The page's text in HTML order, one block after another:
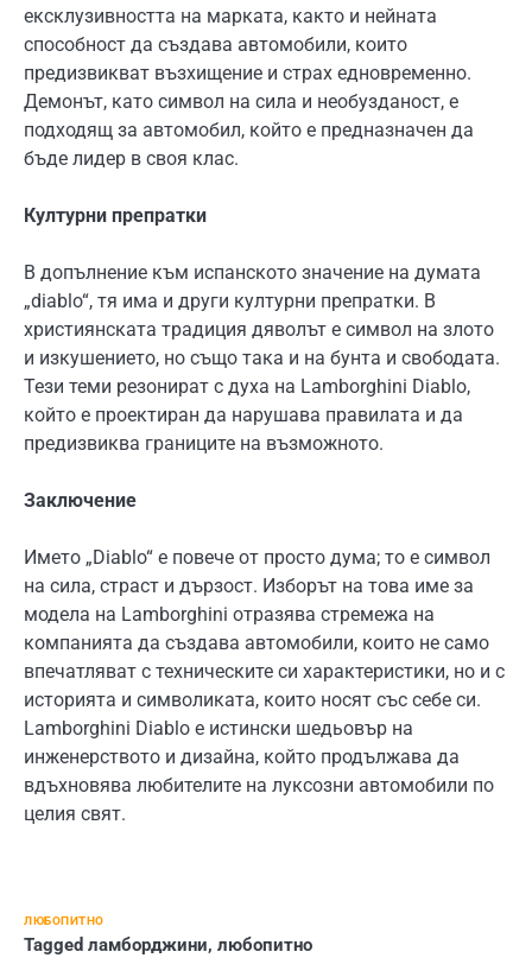
ексклузивността на марката, както и нейната
способност да създава автомобили, които
предизвикват възхищение и страх едновременно.
Демонът, като символ на сила и необузданост, е
подходящ за автомобил, който е предназначен да
бъде лидер в своя клас.
Културни препратки
В допълнение към испанското значение на думата
„diablo“, тя има и други културни препратки. В
християнската традиция дяволът е символ на злото
и изкушението, но също така и на бунта и свободата.
Тези теми резонират с духа на Lamborghini Diablo,
който е проектиран да нарушава правилата и да
предизвиква границите на възможното.
Заключение
Името „Diablo“ е повече от просто дума; то е символ
на сила, страст и дързост. Изборът на това име за
модела на Lamborghini отразява стремежа на
компанията да създава автомобили, които не само
впечатляват с техническите си характеристики, но и с
историята и символиката, които носят със себе си.
Lamborghini Diablo е истински шедьовър на
инженерството и дизайна, който продължава да
вдъхновява любителите на луксозни автомобили по
целия свят.
ЛЮБОПИТНО
Tagged ламборджини, любопитно